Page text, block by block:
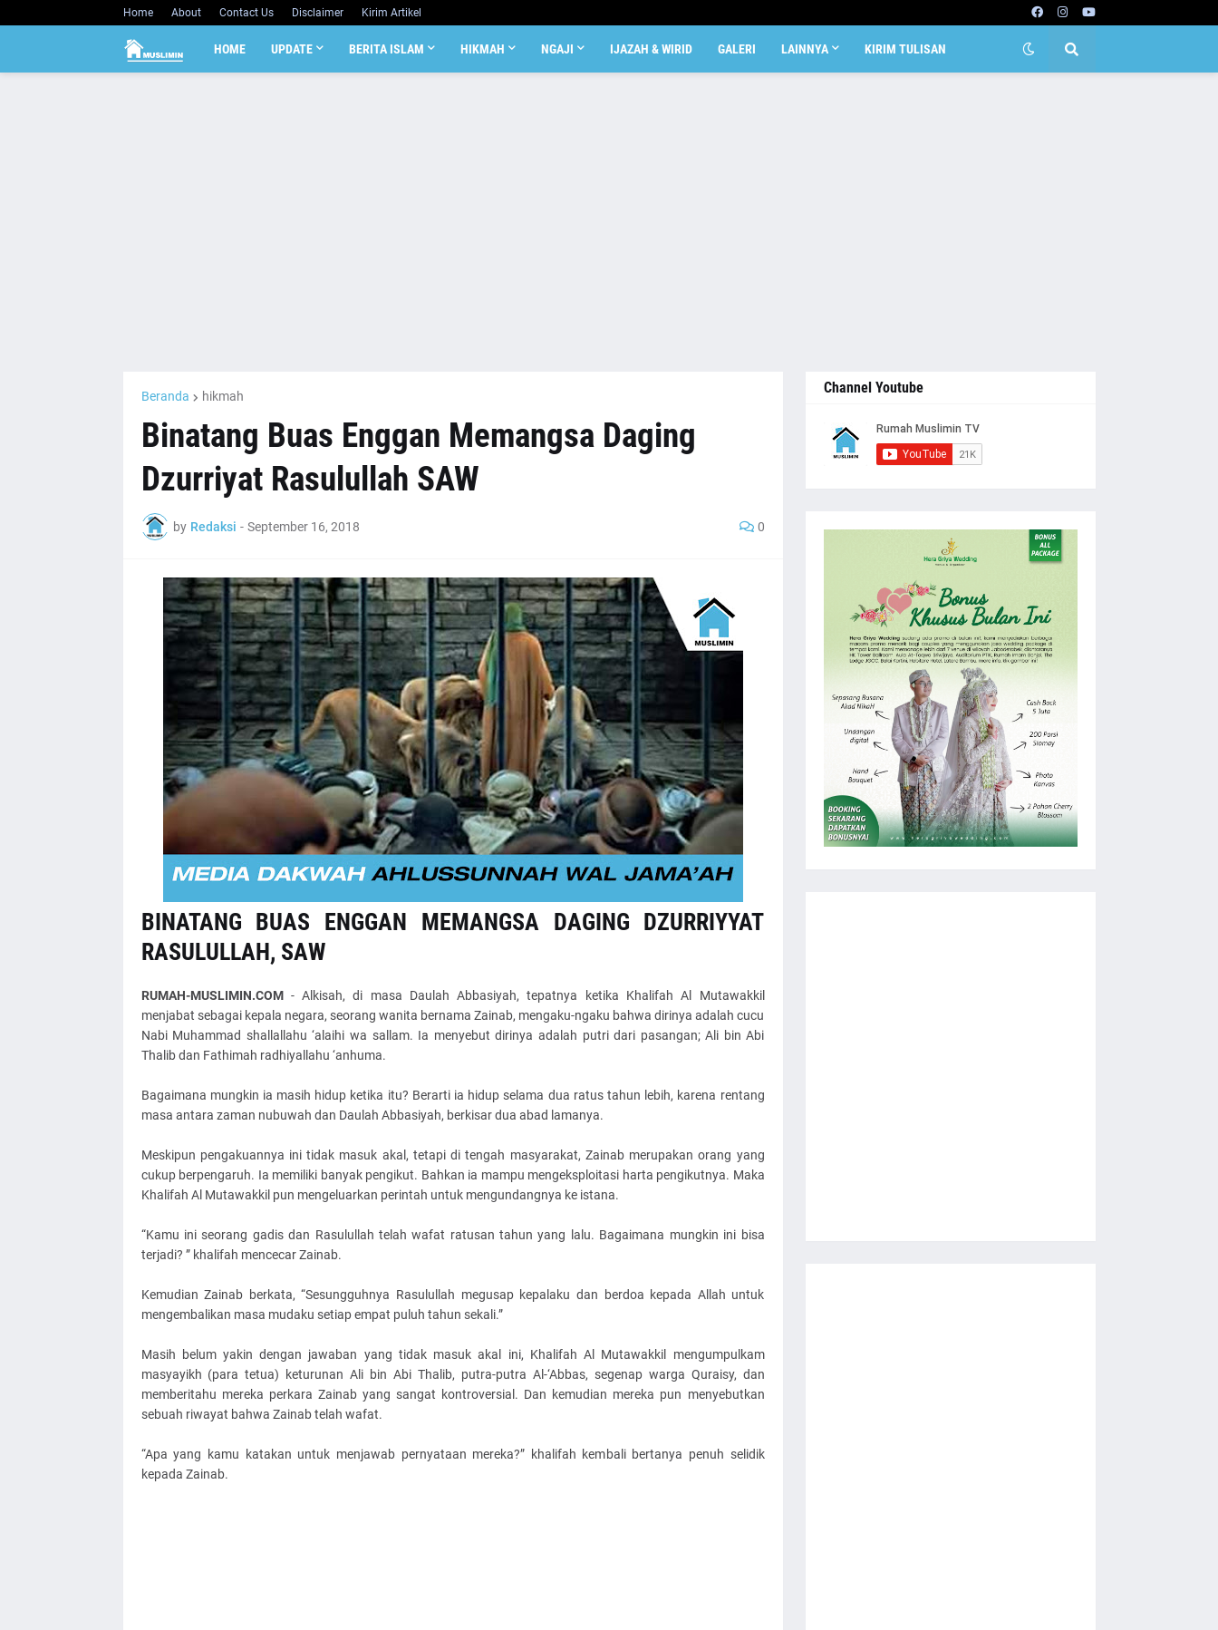
Home About Contact Us Disclaimer Kirim Artikel
HOME UPDATE BERITA ISLAM HIKMAH NGAJI IJAZAH & WIRID GALERI LAINNYA KIRIM TULISAN
Beranda hikmah
Binatang Buas Enggan Memangsa Daging
Dzurriyat Rasulullah SAW
by Redaksi - September 16, 2018 0
BINATANG BUAS ENGGAN MEMANGSA DAGING DZURRIYYAT
RASULULLAH, SAW
RUMAH-MUSLIMIN.COM- Alkisah, di masa Daulah Abbasiyah, tepatnya ketika Khalifah Al Mutawakkil
menjabat sebagai kepala negara, seorang wanita bernama Zainab, mengaku-ngaku bahwa dirinya adalah cucu
Nabi Muhammad shallallahu ‘alaihi wa sallam. Ia menyebut dirinya adalah putri dari pasangan; Ali bin Abi
Thalib dan Fathimah radhiyallahu ‘anhuma.
Bagaimana mungkin ia masih hidup ketika itu? Berarti ia hidup selama dua ratus tahun lebih, karena rentang
masa antara zaman nubuwah dan Daulah Abbasiyah, berkisar dua abad lamanya.
Meskipun pengakuannya ini tidak masuk akal, tetapi di tengah masyarakat, Zainab merupakan orang yang
cukup berpengaruh. Ia memiliki banyak pengikut. Bahkan ia mampu mengeksploitasi harta pengikutnya. Maka
Khalifah Al Mutawakkil pun mengeluarkan perintah untuk mengundangnya ke istana.
“Kamu ini seorang gadis dan Rasulullah telah wafat ratusan tahun yang lalu. Bagaimana mungkin ini bisa
terjadi? ” khalifah mencecar Zainab.
Kemudian Zainab berkata, “Sesungguhnya Rasulullah megusap kepalaku dan berdoa kepada Allah untuk
mengembalikan masa mudaku setiap empat puluh tahun sekali.”
Masih belum yakin dengan jawaban yang tidak masuk akal ini, Khalifah Al Mutawakkil mengumpulkam
masyayikh (para tetua) keturunan Ali bin Abi Thalib, putra-putra Al-‘Abbas, segenap warga Quraisy, dan
memberitahu mereka perkara Zainab yang sangat kontroversial. Dan kemudian mereka pun menyebutkan
sebuah riwayat bahwa Zainab telah wafat.
“Apa yang kamu katakan untuk menjawab pernyataan mereka?” khalifah kembali bertanya penuh selidik
kepada Zainab.
Channel Youtube